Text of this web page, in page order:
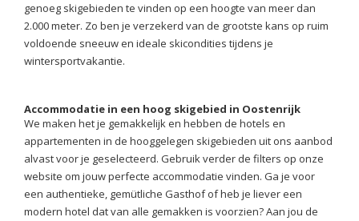
genoeg skigebieden te vinden op een hoogte van meer dan
2.000 meter. Zo ben je verzekerd van de grootste kans op ruim
voldoende sneeuw en ideale skicondities tijdens je
wintersportvakantie.
Accommodatie in een hoog skigebied in Oostenrijk
We maken het je gemakkelijk en hebben de hotels en
appartementen in de hooggelegen skigebieden uit ons aanbod
alvast voor je geselecteerd. Gebruik verder de filters op onze
website om jouw perfecte accommodatie vinden. Ga je voor
een authentieke, gemütliche Gasthof of heb je liever een
modern hotel dat van alle gemakken is voorzien? Aan jou de